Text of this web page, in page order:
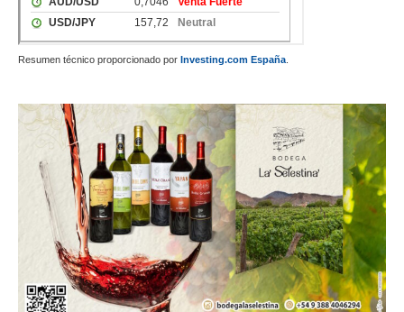
Resumen técnico proporcionado por Investing.com España